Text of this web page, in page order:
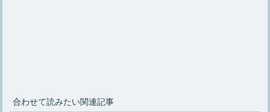
合わせて読みたい関連記事